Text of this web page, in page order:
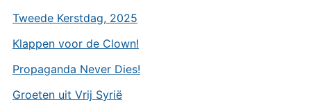
Tweede Kerstdag, 2025
Klappen voor de Clown!
Propaganda Never Dies!
Groeten uit Vrij Syrië